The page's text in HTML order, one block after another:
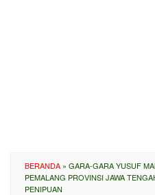
BERANDA » GARA-GARA YUSUF
PEMALANG PROVINSI JAWA
PENIPUAN